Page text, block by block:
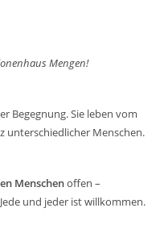
Mengen!
Begegnung. Sie leben vom
unterschiedlicher Menschen.
Menschenoffen –
und jeder ist willkommen.